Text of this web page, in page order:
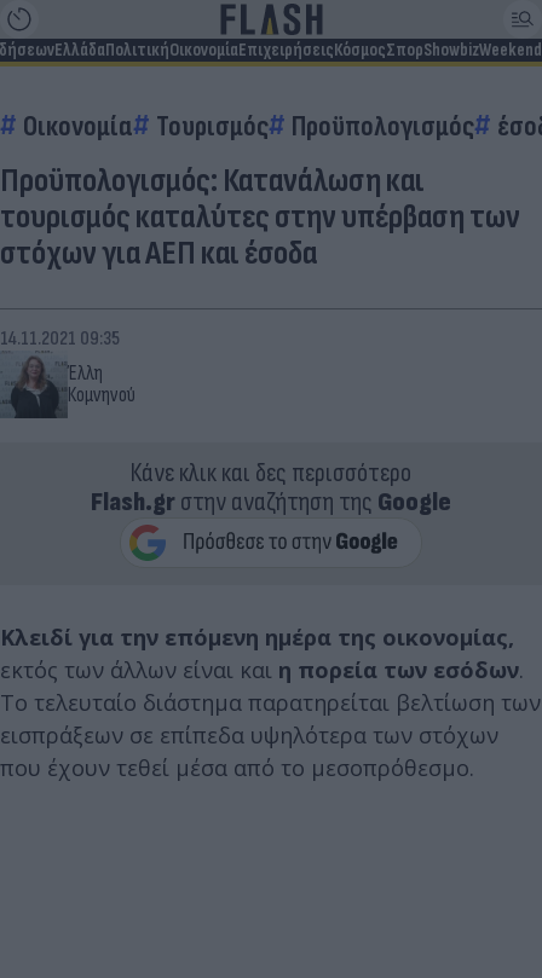
ΕλλάδαΠολιτικήΟικονομίαΕπιχειρήσειςΚόσμοςΣπορShowbizWeekend
Οικονομία Τουρισμός Προϋπολογισμός
Προϋπολογισμός: Κατανάλωση και
τουρισμός καταλύτες στην υπέρβαση των
στόχων για ΑΕΠ και έσοδα
Έλλη
Κομνηνού
14.11.2021 09:35
Κάνε κλικ και δες περισσότερο
Flash.grστην αναζήτηση της Google
Κλειδί για την επόμενη ημέρα της οικονομίας,
εκτός των άλλων είναι και η πορεία των εσόδων.
Το τελευταίο διάστημα παρατηρείται βελτίωση των
εισπράξεων σε επίπεδα υψηλότερα των στόχων
που έχουν τεθεί μέσα από το μεσοπρόθεσμο.